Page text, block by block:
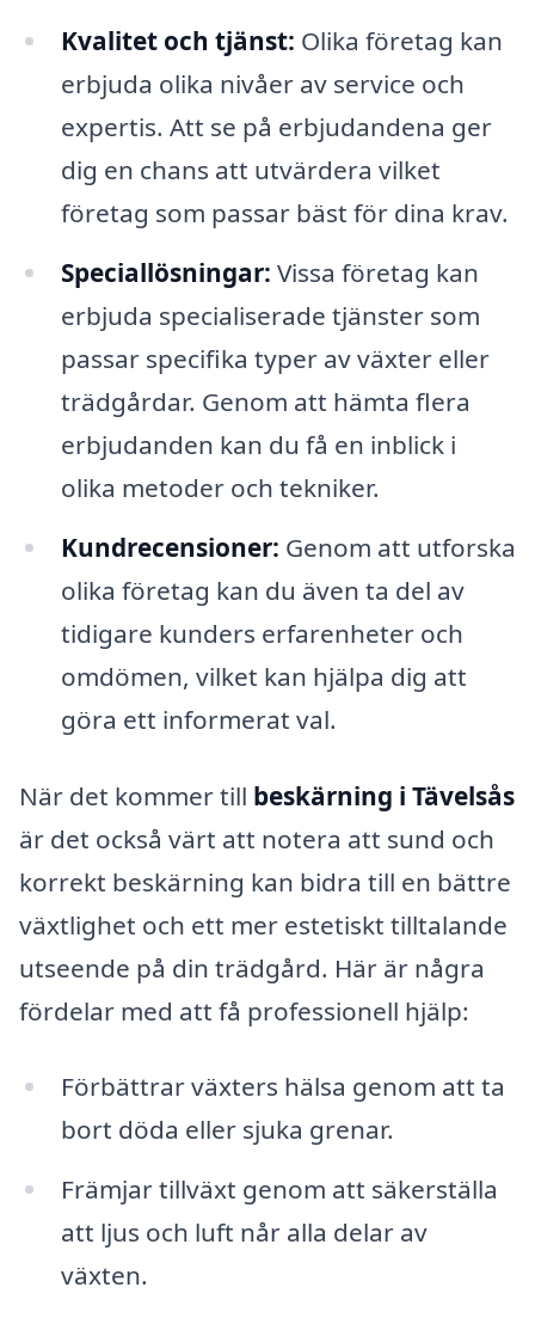
Kvalitet och tjänst: Olika företag kan
erbjuda olika nivåer av service och
expertis. Att se på erbjudandena ger
dig en chans att utvärdera vilket
företag som passar bäst för dina krav.
Speciallösningar: Vissa företag kan
erbjuda specialiserade tjänster som
passar specifika typer av växter eller
trädgårdar. Genom att hämta flera
erbjudanden kan du få en inblick i
olika metoder och tekniker.
Kundrecensioner: Genom att utforska
olika företag kan du även ta del av
tidigare kunders erfarenheter och
omdömen, vilket kan hjälpa dig att
göra ett informerat val.
När det kommer till beskärning i Tävelsås
är det också värt att notera att sund och
korrekt beskärning kan bidra till en bättre
växtlighet och ett mer estetiskt tilltalande
utseende på din trädgård. Här är några
fördelar med att få professionell hjälp:
Förbättrar växters hälsa genom att ta
bort döda eller sjuka grenar.
Främjar tillväxt genom att säkerställa
att ljus och luft når alla delar av
växten.